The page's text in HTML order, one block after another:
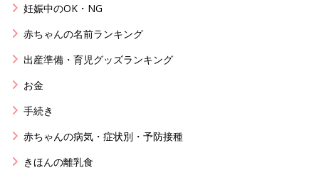
妊娠中のOK・NG
赤ちゃんの名前ランキング
出産準備・育児グッズランキング
お金
手続き
赤ちゃんの病気・症状別・予防接種
きほんの離乳食